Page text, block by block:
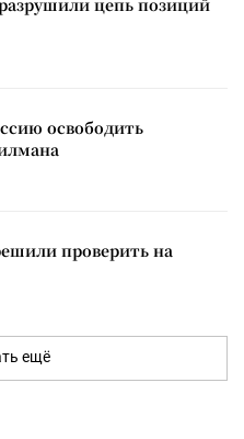
освободить
проверить на
ещё